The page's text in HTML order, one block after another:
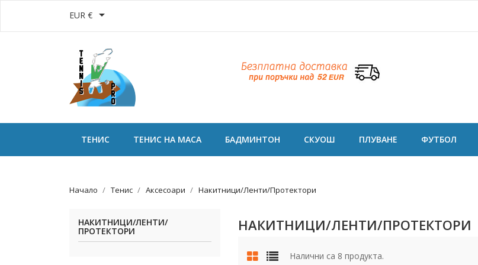
EUR € 
ТЕНИС ТЕНИС НА МАСА БАДМИНТОН СКУОШ ПЛУВАНЕ ФУТБОЛ
Начало Тенис Аксесоари Накитници/Ленти/Протектори
НАКИТНИЦИ/ЛЕНТИ/
ПРОТЕКТОРИ НАКИТНИЦИ/ЛЕНТИ/ПРОТЕКТОРИ
Налични са 8 продукта.